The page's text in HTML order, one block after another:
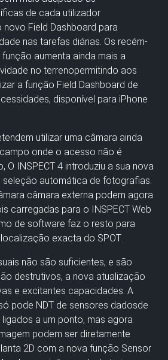
de cada utilizador
novo Field Dashboard para
nas tarefas diárias. Os recém-
função aumenta ainda mais a
no terrenopermitindo aos
a função Field Dashboard de
disponível para iPhone
utilizar uma câmara ainda
campo onde o acesso não é
O INSPECT 4 introduziu a sua nova
seleção automática de fotografias.
câmara externa podem agora
carregadas para o
INSPECT Web
de software faz o resto para
exacta do SPOT.
não são suficientes, e são
destrutivos, a nova atualização
e excitantes capacidades.A
pode NDT de sensores dadosde
a um ponto, mas agora
podem ser diretamente
2D com a nova função Sensor